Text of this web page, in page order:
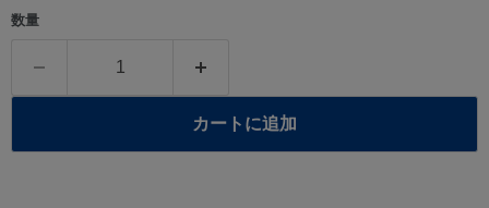
数量
カートに追加